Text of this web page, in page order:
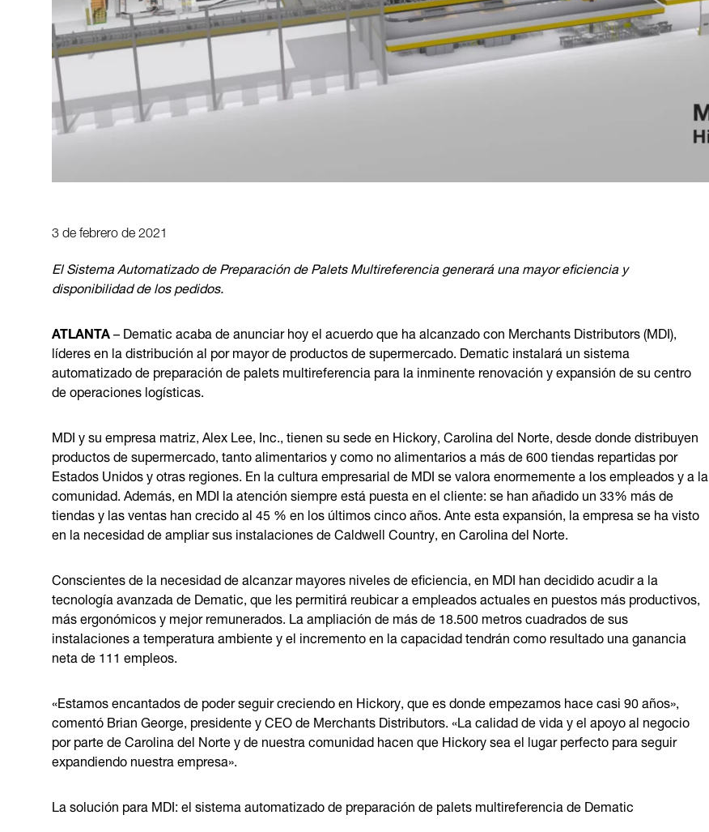
3 de febrero de 2021
El Sistema Automatizado de Preparación de Palets Multireferencia generará una mayor eficiencia y
disponibilidad de los pedidos.
ATLANTA– Dematic acaba de anunciar hoy el acuerdo que ha alcanzado con Merchants Distributors (MDI),
líderes en la distribución al por mayor de productos de supermercado. Dematic instalará un sistema
automatizado de preparación de palets multireferencia para la inminente renovación y expansión de su centro
de operaciones logísticas.
MDI y su empresa matriz, Alex Lee, Inc., tienen su sede en Hickory, Carolina del Norte, desde donde distribuyen
productos de supermercado, tanto alimentarios y como no alimentarios a más de 600 tiendas repartidas por
Estados Unidos y otras regiones. En la cultura empresarial de MDI se valora enormemente a los empleados y a la
comunidad. Además, en MDI la atención siempre está puesta en el cliente: se han añadido un 33% más de
tiendas y las ventas han crecido al 45 % en los últimos cinco años. Ante esta expansión, la empresa se ha visto
en la necesidad de ampliar sus instalaciones de Caldwell Country, en Carolina del Norte.
Conscientes de la necesidad de alcanzar mayores niveles de eficiencia, en MDI han decidido acudir a la
tecnología avanzada de Dematic, que les permitirá reubicar a empleados actuales en puestos más productivos,
más ergonómicos y mejor remunerados. La ampliación de más de 18.500 metros cuadrados de sus
instalaciones a temperatura ambiente y el incremento en la capacidad tendrán como resultado una ganancia
neta de 111 empleos.
«Estamos encantados de poder seguir creciendo en Hickory, que es donde empezamos hace casi 90 años»,
comentó Brian George, presidente y CEO de Merchants Distributors. «La calidad de vida y el apoyo al negocio
por parte de Carolina del Norte y de nuestra comunidad hacen que Hickory sea el lugar perfecto para seguir
expandiendo nuestra empresa».
La solución para MDI: el sistema automatizado de preparación de palets multireferencia de Dematic